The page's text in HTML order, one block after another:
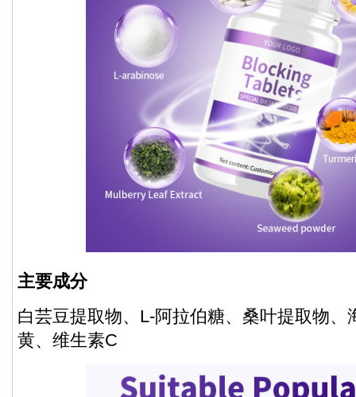
主要成分
白芸豆提取物、L-阿拉伯糖、桑叶提取物、
黄、维生素C